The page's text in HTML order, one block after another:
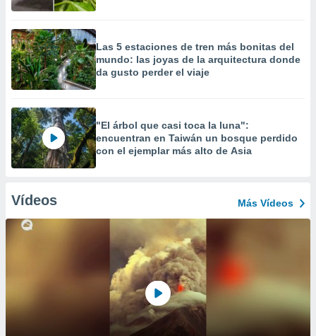
Las 5 estaciones de tren más bonitas del
mundo: las joyas de la arquitectura donde
da gusto perder el viaje
"El árbol que casi toca la luna":
encuentran en Taiwán un bosque perdido
con el ejemplar más alto de Asia
Vídeos Más Vídeos